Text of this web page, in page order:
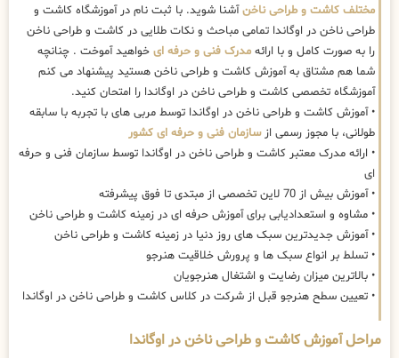
مختلف کاشت و طراحی ناخنآشنا شوید. با ثبت نام در آموزشگاه کاشت و
طراحی ناخن در اوگاندا تمامی مباحث و نکات طلایی در کاشت و طراحی ناخن
را به صورت کامل و با ارائه مدرک فنی و حرفه ای خواهید آموخت . چنانچه
شما هم مشتاق به آموزش کاشت و طراحی ناخن هستید پیشنهاد می کنم
آموزشگاه تخصصی کاشت و طراحی ناخن در اوگاندا را امتحان کنید.
• آموزش کاشت و طراحی ناخن در اوگاندا توسط مربی های با تجربه با سابقه
طولانی، با مجوز رسمی ازسازمان فنی و حرفه ای کشور
• ارائه مدرک معتبر کاشت و طراحی ناخن در اوگاندا توسط سازمان فنی و حرفه
ای
• آموزش بیش از 70 لاین تخصصی از مبتدی تا فوق پیشرفته
• مشاوه و استعدادیابی برای آموزش حرفه ای در زمینه کاشت و طراحی ناخن
• آموزش جدیدترین سبک های روز دنیا در زمینه کاشت و طراحی ناخن
• تسلط بر انواع سبک ها و پرورش خلاقیت هنرجو
• بالاترین میزان رضایت و اشتغال هنرجویان
• تعیین سطح هنرجو قبل از شرکت در کلاس کاشت و طراحی ناخن در اوگاندا
مراحل آموزش کاشت و طراحی ناخن در اوگاندا